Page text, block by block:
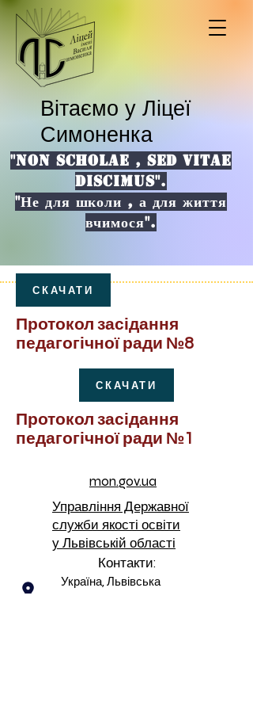
Вітаємо у Ліцеї
Симоненка
"NON SCHOLAE , SED VITAE
DISCIMUS".
"Не для школи , а для життя
вчимося".
СКАЧАТИ
Протокол засідання
педагогічної ради №8
СКАЧАТИ
Протокол засідання
педагогічної ради №1
mon.gov.ua
Управління Державної
служби якості освіти
у Львівській області
Контакти:
Україна, Львівська